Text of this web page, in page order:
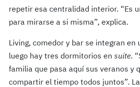
repetir esa centralidad interior. “Es
para mirarse a si misma”, explica.
Living, comedor y bar se integran en
luego hay tres dormitorios en suite.
familia que pasa aquí sus veranos y
compartir el tiempo todos juntos”.